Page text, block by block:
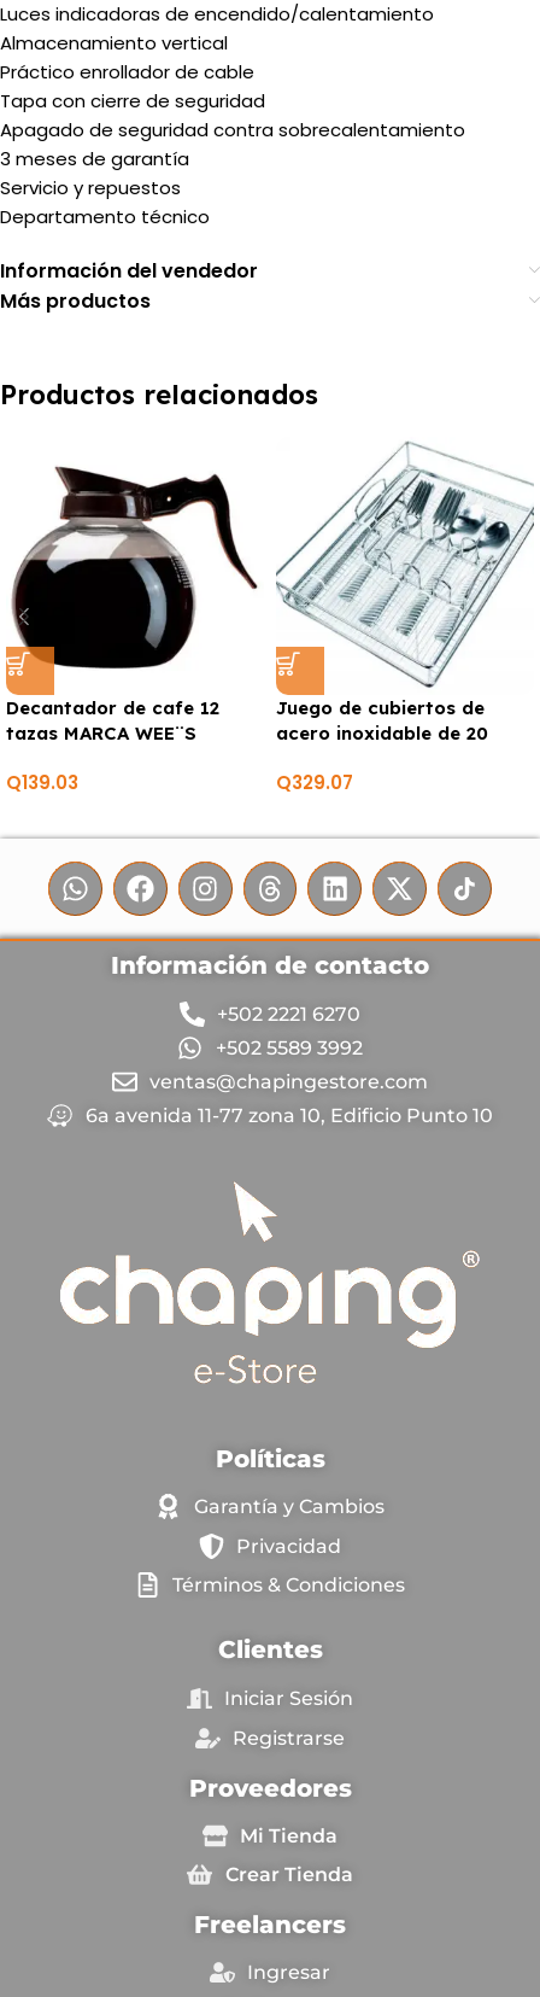
Luces indicadoras de encendido/calentamiento
Almacenamiento vertical
Práctico enrollador de cable
Tapa con cierre de seguridad
Apagado de seguridad contra sobrecalentamiento
3 meses de garantía
Servicio y repuestos
Departamento técnico
Información del vendedor
Más productos
Productos relacionados
Decantador de cafe 12
tazas MARCA WEE¨S
Q139.03
Juego de cubiertos de
acero inoxidable de 20
EUROHOME
Q329.07
Información de contacto
+502 2221 6270
+502 5589 3992
ventas@chapingestore.com
6a avenida 11-77 zona 10, Edificio Punto 10
Políticas
Garantía y Cambios
Privacidad
Términos & Condiciones
Clientes
Iniciar Sesión
Registrarse
Proveedores
Mi Tienda
Crear Tienda
Freelancers
Ingresar